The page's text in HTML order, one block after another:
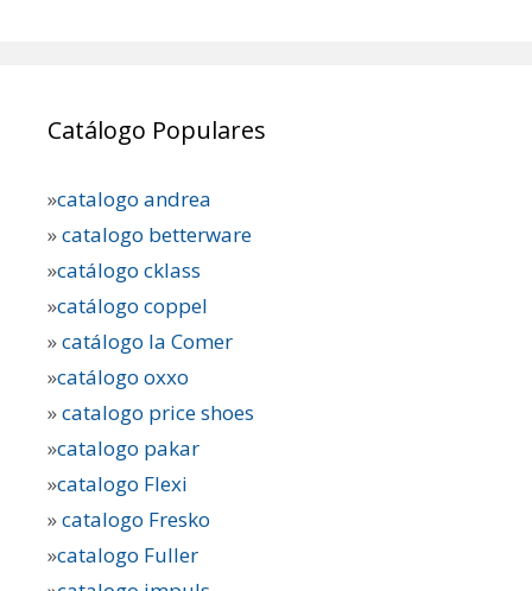
Catálogo Populares
»catalogo andrea
»catalogo betterware
»catálogo cklass
»catálogo coppel
»catálogo la Comer
»catálogo oxxo
»catalogo price shoes
»catalogo pakar
»catalogo Flexi
»catalogo Fresko
»catalogo Fuller